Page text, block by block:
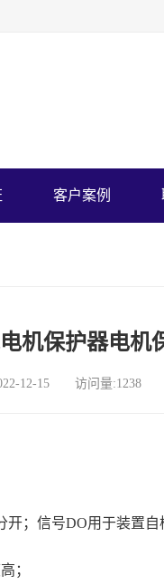
客户案例
机保护器电机
12-15 访问量:1238
开；信号DO用于装置
；